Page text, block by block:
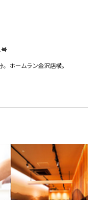
ホームラン金沢店横。